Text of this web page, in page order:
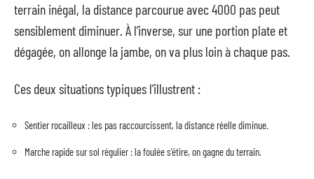
terrain inégal, la distance parcourue avec 4000 pas peut
sensiblement diminuer. À l’inverse, sur une portion plate et
dégagée, on allonge la jambe, on va plus loin à chaque pas.
Ces deux situations typiques l’illustrent :
Sentier rocailleux : les pas raccourcissent, la distance réelle diminue.
Marche rapide sur sol régulier : la foulée s’étire, on gagne du terrain.